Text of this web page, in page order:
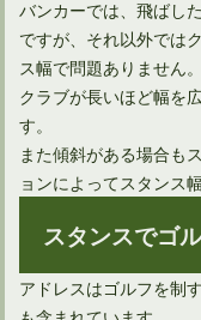
バンカーでは、飛ばし
ですが、それ以外では
ス幅で問題ありません。
クラブが長いほど幅を
す。
また傾斜がある場合も
ョンによってスタンス
スタンスでゴ
アドレスはゴルフを制